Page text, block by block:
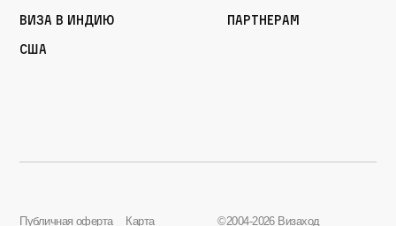
Виза в Индию
США
Партнерам
Публичная оферта
Карта
©2004-2026 Визаход